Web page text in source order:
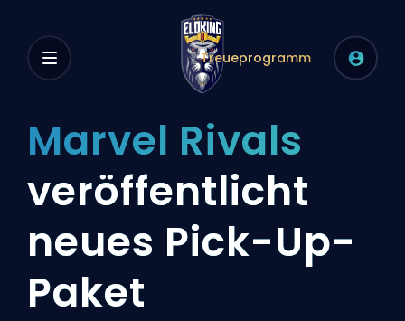
Treueprogramm
Marvel Rivals
veröffentlicht
neues Pick-Up-
Paket